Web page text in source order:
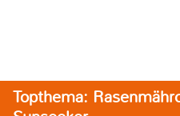
Topthema: